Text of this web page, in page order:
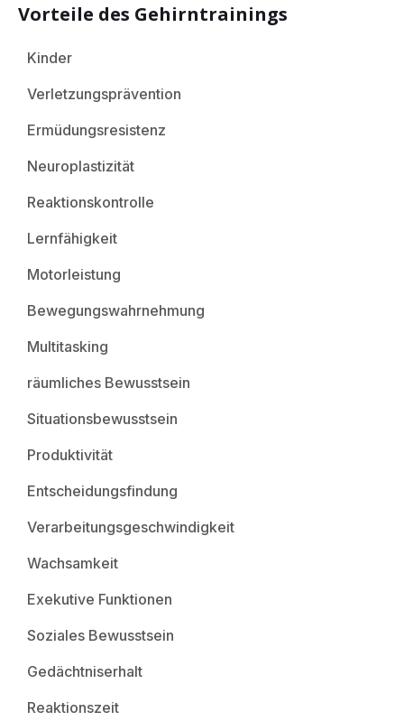
Vorteile des Gehirntrainings
Kinder
Verletzungsprävention
Ermüdungsresistenz
Neuroplastizität
Reaktionskontrolle
Lernfähigkeit
Motorleistung
Bewegungswahrnehmung
Multitasking
räumliches Bewusstsein
Situationsbewusstsein
Produktivität
Entscheidungsfindung
Verarbeitungsgeschwindigkeit
Wachsamkeit
Exekutive Funktionen
Soziales Bewusstsein
Gedächtniserhalt
Reaktionszeit